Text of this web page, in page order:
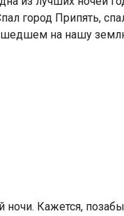
город Припять,
на нашу
Ка­жется,